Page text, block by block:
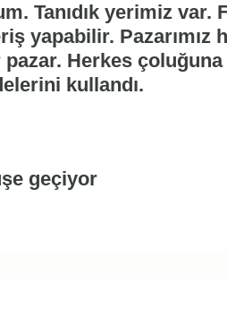
Tanıdık yerimiz var.
yapabilir. Pazarımız
Herkes çoluğuna
kullandı.